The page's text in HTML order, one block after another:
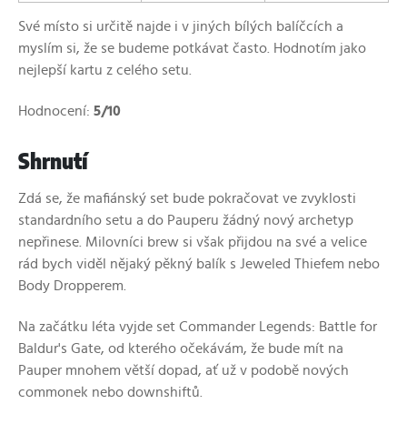
Své místo si určitě najde i v jiných bílých balíčcích a
myslím si, že se budeme potkávat často. Hodnotím jako
nejlepší kartu z celého setu.
Hodnocení: 5/10
Shrnutí
Zdá se, že mafiánský set bude pokračovat ve zvyklosti
standardního setu a do Pauperu žádný nový archetyp
nepřinese. Milovníci brew si však přijdou na své a velice
rád bych viděl nějaký pěkný balík s Jeweled Thiefem nebo
Body Dropperem.
Na začátku léta vyjde set Commander Legends: Battle for
Baldur's Gate, od kterého očekávám, že bude mít na
Pauper mnohem větší dopad, ať už v podobě nových
commonek nebo downshiftů.